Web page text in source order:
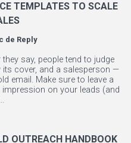
TEMPLATES TO SCALE
de Reply
they say, people tend to judge
its cover, and a salesperson —
email. Make sure to leave a
on your leads (and
OUTREACH HANDBOOK